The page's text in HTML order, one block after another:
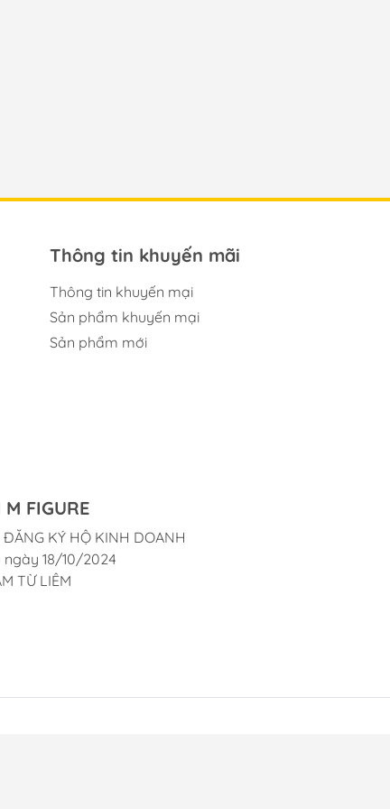
Thông tin khuyến mãi
Thông tin khuyến mại
Sản phẩm khuyến mại
Sản phẩm mới
FIGURE
ĐĂNG KÝ HỘ KINH DOANH
ngày 18/10/2024
TỪ LIÊM